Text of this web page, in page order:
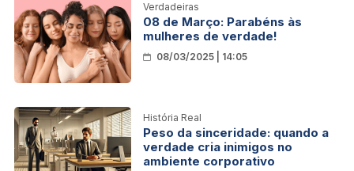
Verdadeiras
08 de Março: Parabéns às
mulheres de verdade!
08/03/2025 | 14:05
História Real
Peso da sinceridade: quando a
verdade cria inimigos no
ambiente corporativo